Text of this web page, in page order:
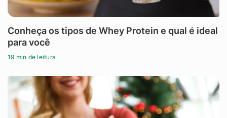
Conheça os tipos de Whey Protein e qual é ideal
para você
19 min de leitura